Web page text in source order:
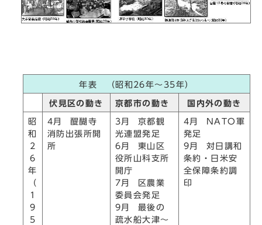
年表 （昭和26年～35年）
伏見区の動き 京都市の動き 国内外の動き
昭
和
2
6
年
（
1
9
5
4月 醍醐寺
消防出張所開
所
3月 京都観
光連盟発足
6月 東山区
役所山科支所
開庁
7月 区農業
委員会発足
9月 最後の
疏水船大津～
4月 NATO軍
発足
9月 対日講和
条約・日米安
全保障条約調
印